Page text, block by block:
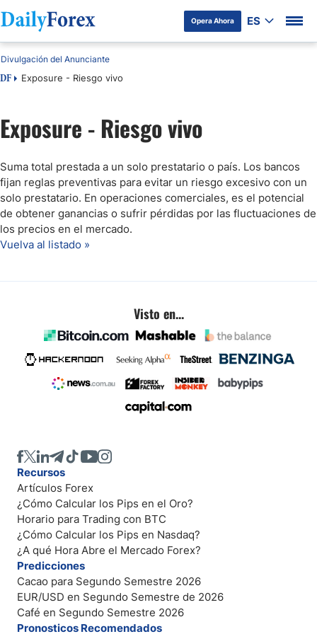
Opera Ahora ES
DF Exposure - Riesgo vivo
Divulgación del Anunciante
Exposure - Riesgo vivo
Suma total prestada a un solo prestatario o país. Los bancos
fijan reglas preventivas para evitar un riesgo excesivo con un
solo prestatario. En operaciones comerciales, es el potencial
de obtener ganancias o sufrir pérdidas por las fluctuaciones de
los precios en el mercado.
Vuelva al listado »
Visto en...
Recursos
Artículos Forex
¿Cómo Calcular los Pips en el Oro?
Horario para Trading con BTC
¿Cómo Calcular los Pips en Nasdaq?
¿A qué Hora Abre el Mercado Forex?
Predicciones
Cacao para Segundo Semestre 2026
EUR/USD en Segundo Semestre de 2026
Café en Segundo Semestre 2026
Pronosticos Recomendados